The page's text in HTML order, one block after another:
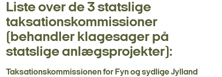
Liste over de 3 statslige
taksationskommissioner
(behandler klagesager på
statslige anlægsprojekter):
Taksationskommissionen for Fyn og sydlige Jylland